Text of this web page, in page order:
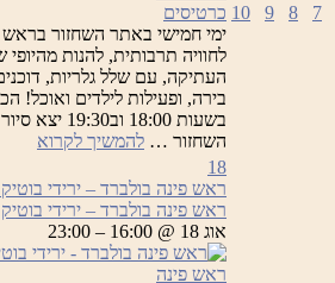
7
8
9
10 כרטיסים
ימי חמישי באתר השחזור בראש
לחוויה תרבותית, להנות
העתיקה, עם שלל גלריות,
בירה, ופעילות לילדים ואוכל!
בשעות 18:00
השחזור … להמשיך לקרוא
–
ירידי
18
ראש פינה בולברד – ירידי בוטיק
ראש פינה בולברד – ירידי בוטיק
אוג 18 @ 16:00 – 23:00